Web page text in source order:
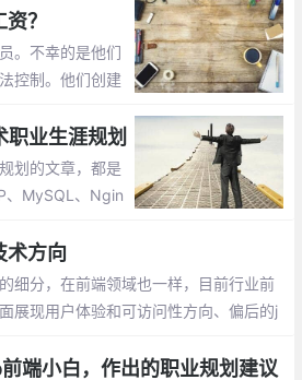
？
。不幸的是他们
控制。他们创建
支付更少的钱总
能会发现他们的
职业生涯规划
划的文章，都是
、MySQL、Ngin
术方向
细分，在前端领域也一样，目前行业前
展现用户体验和可访问性方向、偏后的j
端小白，作出的职业规划建议